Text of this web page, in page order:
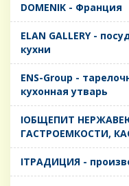
DOMENIK - Франция
ELAN GALLERY -
кухни
ENS-Group -
кухонная утварь
IОБЩЕПИТ
ГАСТРОЕМКОСТИ,
IТРАДИЦИЯ -